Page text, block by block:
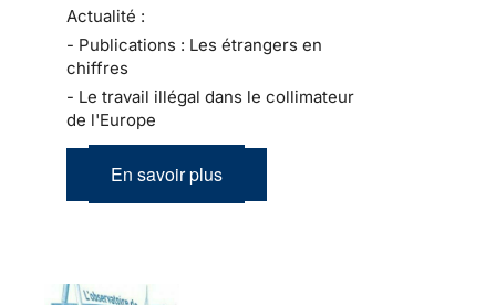
Actualité :
- Publications : Les étrangers en
chiffres
- Le travail illégal dans le collimateur
de l'Europe
En savoir plus